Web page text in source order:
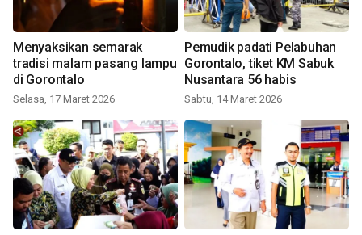
Menyaksikan semarak
tradisi malam pasang lampu
di Gorontalo
Selasa, 17 Maret 2026
Pemudik padati Pelabuhan
Gorontalo, tiket KM Sabuk
Nusantara 56 habis
Sabtu, 14 Maret 2026